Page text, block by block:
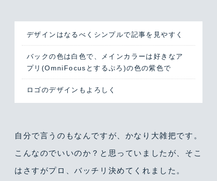
デザインはなるべくシンプルで記事を見やすく
バックの色は白色で、メインカラーは好きなア
プリ(OmniFocusとするぷろ)の色の紫色で
ロゴのデザインもよろしく
自分で言うのもなんですが、かなり大雑把です。
こんなのでいいのか？と思っていましたが、そこ
はさすがプロ、バッチリ決めてくれました。